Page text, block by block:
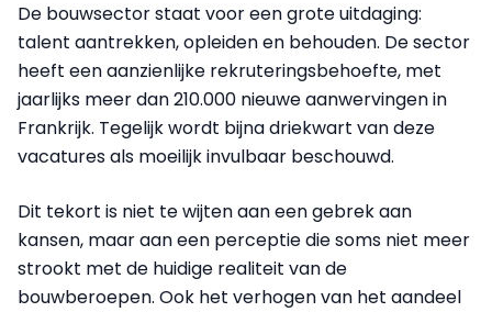
De bouwsector staat voor een grote uitdaging:
talent aantrekken, opleiden en behouden. De sector
heeft een aanzienlijke rekruteringsbehoefte, met
jaarlijks meer dan 210.000 nieuwe aanwervingen in
Frankrijk. Tegelijk wordt bijna driekwart van deze
vacatures als moeilijk invulbaar beschouwd.
Dit tekort is niet te wijten aan een gebrek aan
kansen, maar aan een perceptie die soms niet meer
strookt met de huidige realiteit van de
bouwberoepen. Ook het verhogen van het aandeel